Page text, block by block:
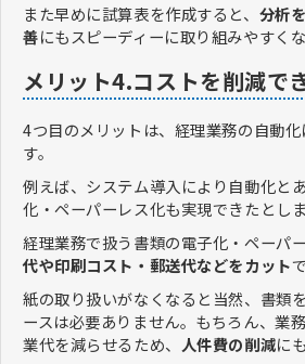
また早めに試算表を作成すると、 分析
善にもスピーディーに取り組みやすくな
メリット4.コストを削減で
4つ目のメリットは、経理業務の自動
す。
例えば、システム導入により自動化と
化・ペーパーレス化も実現できたとしま
経理業務で扱う書類の電子化・ペーパ
代や印刷コスト・郵送代などをカット
紙の取り扱いがなくなると当然、書類
ースは必要ありません。もちろん、業
業代を減らせるため、
人件費の削減に